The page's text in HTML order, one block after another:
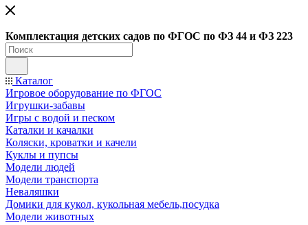
Комплектация детских садов по ФГОC по ФЗ 44 и ФЗ 223
Каталог
Игровое оборудование по ФГОС
Игрушки-забавы
Игры с водой и песком
Каталки и качалки
Коляски, кроватки и качели
Куклы и пупсы
Модели людей
Модели транспорта
Неваляшки
Домики для кукол, кукольная мебель,посудка
Модели животных